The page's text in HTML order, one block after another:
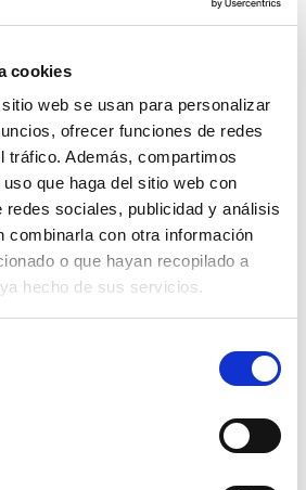
cookies
web se usan para personalizar
ofrecer funciones de redes
tráfico. Además, compartimos
que haga del sitio web con
redes sociales, publicidad y análisis
combinarla con otra información
o que hayan recopilado a
hecho de sus servicios.